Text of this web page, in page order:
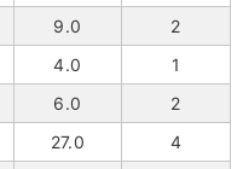
9.0
2
4.0
1
6.0
2
27.0
4